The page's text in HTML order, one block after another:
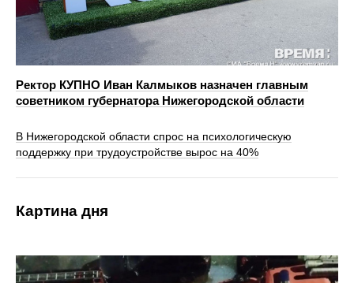
Ректор КУПНО Иван Калмыков назначен главным
советником губернатора Нижегородской области
В Нижегородской области спрос на психологическую
поддержку при трудоустройстве вырос на 40%
Картина дня